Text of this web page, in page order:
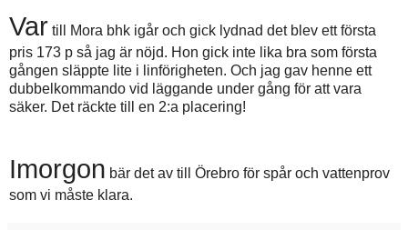
Var till Mora bhk igår och gick lydnad det blev ett första
pris 173 p så jag är nöjd. Hon gick inte lika bra som första
gången släppte lite i linförigheten. Och jag gav henne ett
dubbelkommando vid läggande under gång för att vara
säker. Det räckte till en 2:a placering!
Imorgon bär det av till Örebro för spår och vattenprov
som vi måste klara.